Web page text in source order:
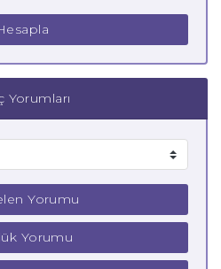
Yorumları
Yorumu
Yorumu